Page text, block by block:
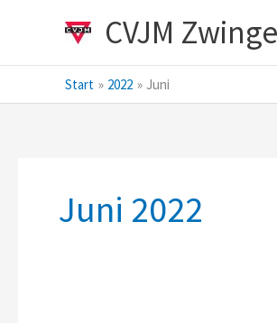
CVJM
Start 2022 Juni
Juni 2022